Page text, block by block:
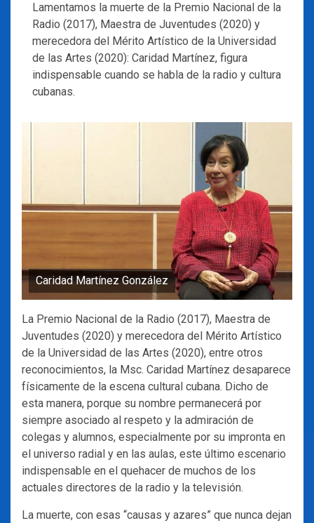
Lamentamos la muerte de la Premio Nacional de la
Radio (2017), Maestra de Juventudes (2020) y
merecedora del Mérito Artístico de la Universidad
de las Artes (2020): Caridad Martínez, figura
indispensable cuando se habla de la radio y cultura
cubanas.
Caridad Martínez González
La Premio Nacional de la Radio (2017), Maestra de
Juventudes (2020) y merecedora del Mérito Artístico
de la Universidad de las Artes (2020), entre otros
reconocimientos, la Msc. Caridad Martínez desaparece
físicamente de la escena cultural cubana. Dicho de
esta manera, porque su nombre permanecerá por
siempre asociado al respeto y la admiración de
colegas y alumnos, especialmente por su impronta en
el universo radial y en las aulas, este último escenario
indispensable en el quehacer de muchos de los
actuales directores de la radio y la televisión.
La muerte, con esas “causas y azares” que nunca dejan